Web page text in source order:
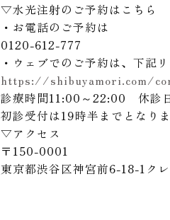
▽水光注射のご予約はこちら
・お電話のご予約は
0120-612-777
・ウェブでのご予約は、下記
https://shibuyamori.com/
診療時間11:00～22:00 休診
初診受付は19時半までとなりま
▽アクセス
〒 150-0001
東京都渋谷区神宮前6-18-1 ク